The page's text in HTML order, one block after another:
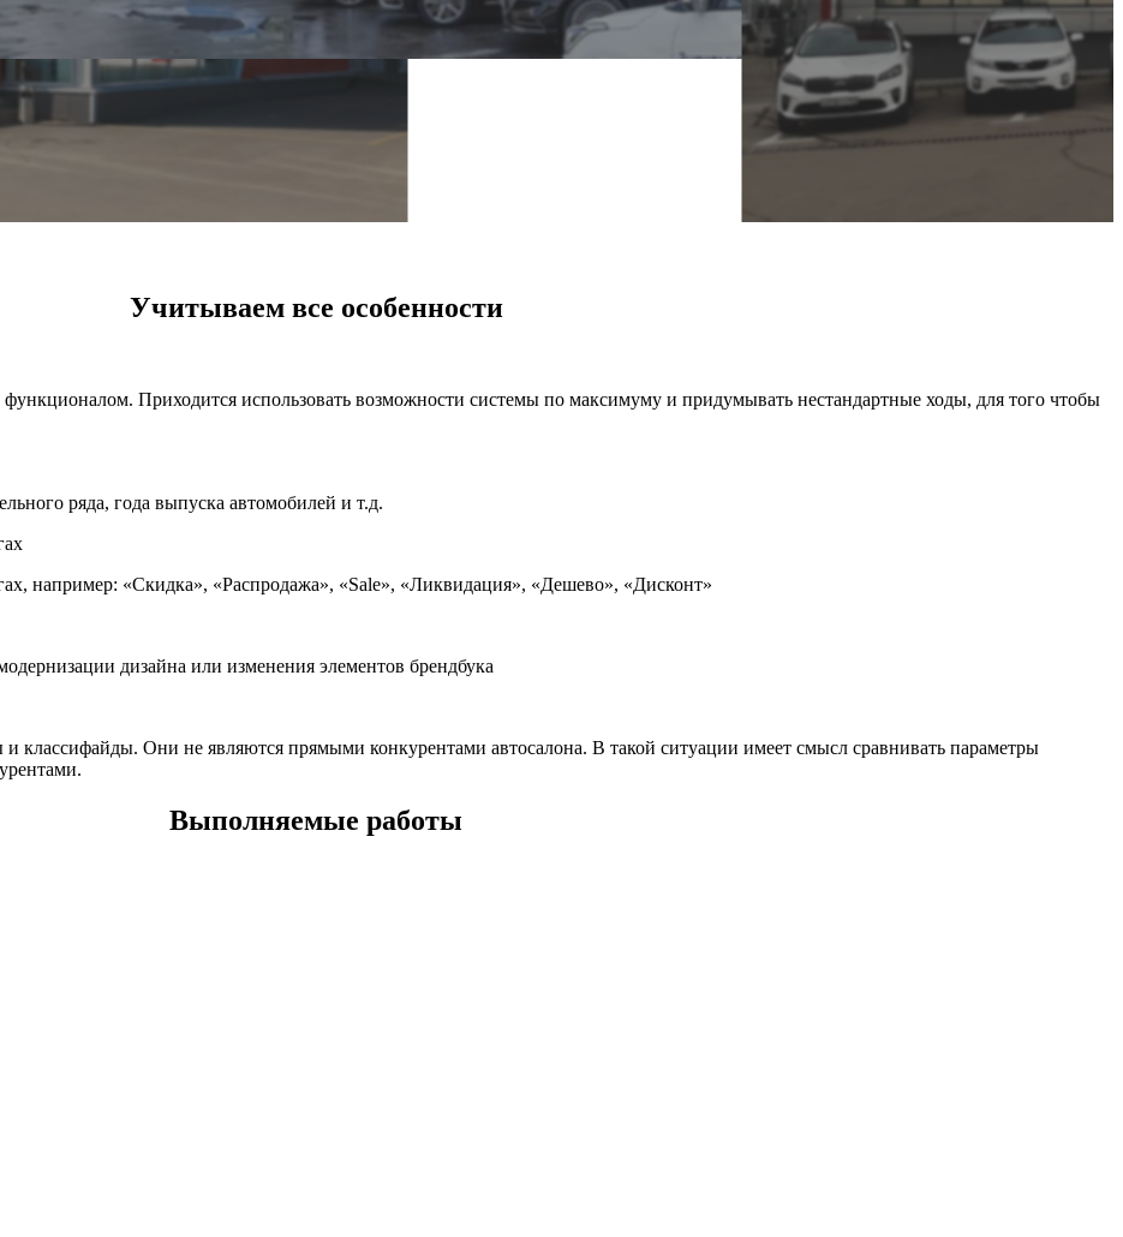
Учитываем все особенности
Приходится использовать возможности системы по максимуму и придумывать нестандартные ходы, для того чтобы
ряда, года выпуска автомобилей и т.д.
например: «Скидка», «Распродажа», «Sale», «Ликвидация», «Дешево», «Дисконт»
дизайна или изменения элементов брендбука
классифайды. Они не являются прямыми конкурентами автосалона. В такой ситуации имеет смысл сравнивать параметры
Выполняемые работы